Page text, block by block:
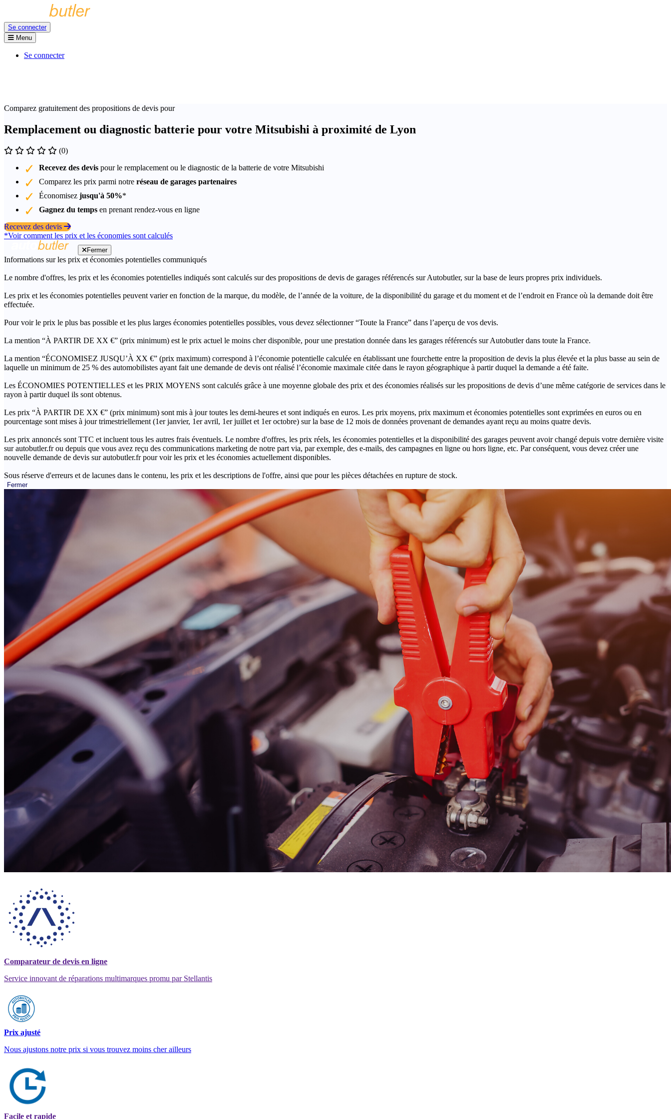
Se connecter
Menu
Se connecter
Comparez gratuitement des propositions de devis pour
Remplacement ou diagnostic batterie pour votre Mitsubishi à proximité de Lyon
(0)
Recevez des devis pour le remplacement ou le diagnostic de la batterie de votre Mitsubishi
Comparez les prix parmi notre réseau de garages partenaires
Économisez jusqu'à 50%*
Gagnez du temps en prenant rendez-vous en ligne
Recevez des devis
*Voir comment les prix et les économies sont calculés
Fermer
Informations sur les prix et économies potentielles communiqués
Le nombre d'offres, les prix et les économies potentielles indiqués sont calculés sur des propositions de devis de garages référencés sur Autobutler, sur la base de leurs propres prix individuels.
Les prix et les économies potentielles peuvent varier en fonction de la marque, du modèle, de l’année de la voiture, de la disponibilité du garage et du moment et de l’endroit en France où la demande doit être
effectuée.
Pour voir le prix le plus bas possible et les plus larges économies potentielles possibles, vous devez sélectionner “Toute la France” dans l’aperçu de vos devis.
La mention “À PARTIR DE XX €” (prix minimum) est le prix actuel le moins cher disponible, pour une prestation donnée dans les garages référencés sur Autobutler dans toute la France.
La mention “ÉCONOMISEZ JUSQU’À XX €” (prix maximum) correspond à l’économie potentielle calculée en établissant une fourchette entre la proposition de devis la plus élevée et la plus basse au sein de
laquelle un minimum de 25 % des automobilistes ayant fait une demande de devis ont réalisé l’économie maximale citée dans le rayon géographique à partir duquel la demande a été faite.
Les ÉCONOMIES POTENTIELLES et les PRIX MOYENS sont calculés grâce à une moyenne globale des prix et des économies réalisés sur les propositions de devis d’une même catégorie de services dans le
rayon à partir duquel ils sont obtenus.
Les prix “À PARTIR DE XX €” (prix minimum) sont mis à jour toutes les demi-heures et sont indiqués en euros. Les prix moyens, prix maximum et économies potentielles sont exprimées en euros ou en
pourcentage sont mises à jour trimestriellement (1er janvier, 1er avril, 1er juillet et 1er octobre) sur la base de 12 mois de données provenant de demandes ayant reçu au moins quatre devis.
Les prix annoncés sont TTC et incluent tous les autres frais éventuels. Le nombre d'offres, les prix réels, les économies potentielles et la disponibilité des garages peuvent avoir changé depuis votre dernière visite
sur autobutler.fr ou depuis que vous avez reçu des communications marketing de notre part via, par exemple, des e-mails, des campagnes en ligne ou hors ligne, etc. Par conséquent, vous devez créer une
nouvelle demande de devis sur autobutler.fr pour voir les prix et les économies actuellement disponibles.
Sous réserve d'erreurs et de lacunes dans le contenu, les prix et les descriptions de l'offre, ainsi que pour les pièces détachées en rupture de stock.
Fermer
Comparateur de devis en ligne
Service innovant de réparations multimarques promu par Stellantis
Prix ajusté
Nous ajustons notre prix si vous trouvez moins cher ailleurs
Facile et rapide